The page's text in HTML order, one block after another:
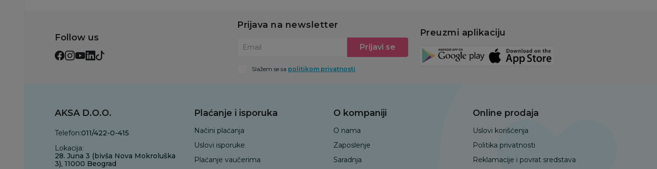
Follow us
Prijava na newsletter
Email Prijavi se
Slažem se sa politikom privatnosti
Preuzmi aplikaciju
AKSA D.O.O.
Telefon:011/422-0-415
Lokacija:
28. Juna 3 (bivša Nova Mokroluška
3), 11000 Beograd
Plaćanje i isporuka
Načini plaćanja
Uslovi isporuke
Plaćanje vaučerima
O kompaniji
O nama
Zaposlenje
Saradnja
Online prodaja
Uslovi korišćenja
Politika privatnosti
Reklamacije i povrat sredstava